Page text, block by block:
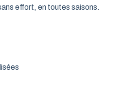
effort, en toutes saisons.